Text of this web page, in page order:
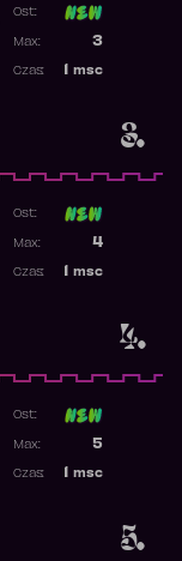
3.
Ost:
3
Max:
msc
Czas:
4.
Ost:
4
Max:
msc
Czas:
5.
Ost:
5
Max:
msc
Czas: